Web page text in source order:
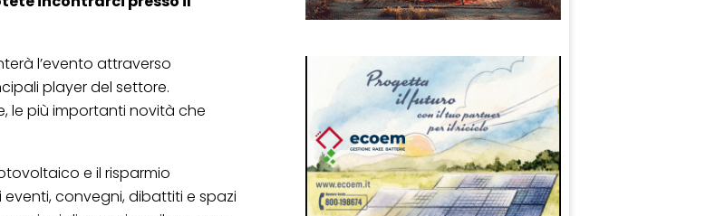
l’evento attraverso
player del settore.
le più importanti novità che
e il risparmio
eventi, convegni, dibattiti e spazi